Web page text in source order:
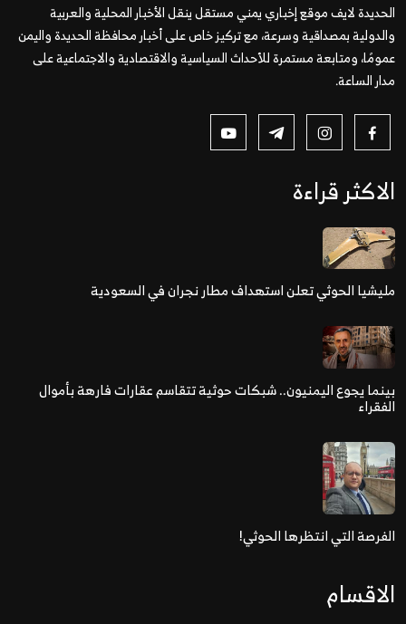
الحديدة لايف موقع إخباري يمني مستقل ينقل الأخبار المحلية والعربية
والدولية بمصداقية وسرعة، مع تركيز خاص على أخبار محافظة الحديدة واليمن
عمومًا، ومتابعة مستمرة للأحداث السياسية والاقتصادية والاجتماعية على
مدار الساعة.
الاكثر قراءة
مليشيا الحوثي تعلن استهداف مطار نجران في السعودية
بينما يجوع اليمنيون.. شبكات حوثية تتقاسم عقارات فارهة بأموال
الفقراء
الفرصة التي انتظرها الحوثي!
الاقسام